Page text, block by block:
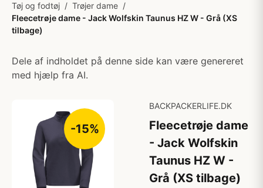
Tøj og fodtøj / Trøjer dame /
Fleecetrøje dame - Jack Wolfskin Taunus HZ W - Grå (XS
tilbage)
Dele af indholdet på denne side kan være genereret
med hjælp fra AI.
-15%
BACKPACKERLIFE.DK
Fleecetrøje dame
- Jack Wolfskin
Taunus HZ W -
Grå (XS tilbage)